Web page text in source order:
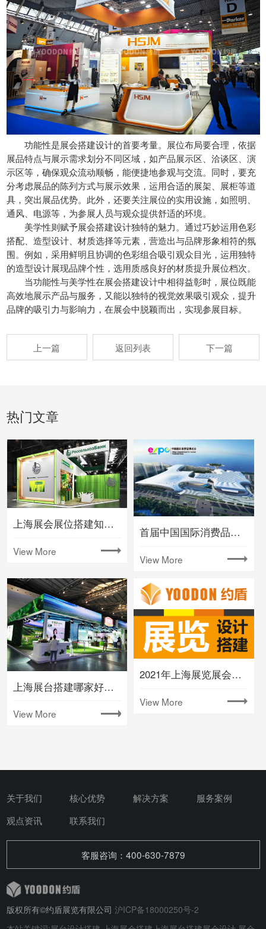
功能性是展会搭建设计的首要考量。展位布局要合理，依据
展品特点与展示需求划分不同区域，如产品展示区、洽谈区、演
示区等，确保观众流动顺畅，能便捷地参观与交流。同时，要充
分考虑展品的陈列方式与展示效果，运用合适的展架、展柜等道
具，突出展品优势。此外，还要关注展位的实用设施，如照明、
通风、电源等，为参展人员与观众提供舒适的环境。
美学性则赋予展会搭建设计独特的魅力。通过巧妙运用色彩
搭配、造型设计、材质选择等元素，营造出与品牌形象相符的氛
围。例如，采用鲜明且协调的色彩组合吸引观众目光，运用独特
的造型设计展现品牌个性，选用质感良好的材质提升展位档次。
当功能性与美学性在展会搭建设计中相得益彰时，展位既能
高效地展示产品与服务，又能以独特的视觉效果吸引观众，提升
品牌的吸引力与影响力，在展会中脱颖而出，实现参展目标。
上一篇 返回列表 下一篇
热门文章
上海展会展位搭建知名大型会展公司
View More
首届中国国际消费品博览会将在海南举办
View More
上海展台搭建哪家好要注意什么
View More
2021年上海展览展会时间排期表(下半年)
View More
关于我们 核心优势 解决方案
服务案例
观点资讯
联系我们
客服咨询：400-630-7879
版权所有©约盾展览有限公司 沪ICP备18000250号-2